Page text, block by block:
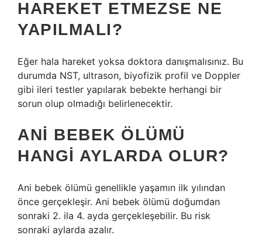
HAREKET ETMEZSE NE
YAPILMALI?
Eğer hala hareket yoksa doktora danışmalısınız. Bu
durumda NST, ultrason, biyofizik profil ve Doppler
gibi ileri testler yapılarak bebekte herhangi bir
sorun olup olmadığı belirlenecektir.
ANI BEBEK ÖLÜMÜ
HANGI AYLARDA OLUR?
Ani bebek ölümü genellikle yaşamın ilk yılından
önce gerçekleşir. Ani bebek ölümü doğumdan
sonraki 2. ila 4. ayda gerçekleşebilir. Bu risk
sonraki aylarda azalır.